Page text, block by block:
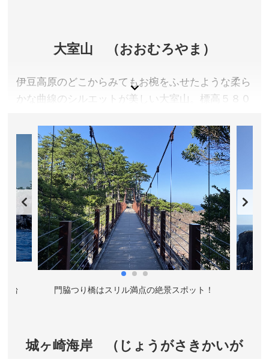
大室山 （おおむろやま）
伊豆高原のどこからみてもお椀をふせたような柔ら
かな曲線のシルエットが美しい大室山。標高５８０
噴火口跡がありこれを周囲する「お鉢めぐり」では
３６０度のパノラマが見られます。
静岡県伊東市
登山リフト料金(往復)／大人(中学生以上)1,000円、小人
(４才以上)500円
リフト営業時間／3月〜9月 9:00～17:00（下り最終
17:15）、10月〜2月 9:00～16:00（下り最終 16:15）
アクセス／伊豆高原駅より車で約12分。伊東駅より車
で約30分。
所在地／静岡県伊東市池672-2
台 門脇つり橋はスリル満点の絶景スポット！
城ヶ崎海岸 （じょうがさきかいが